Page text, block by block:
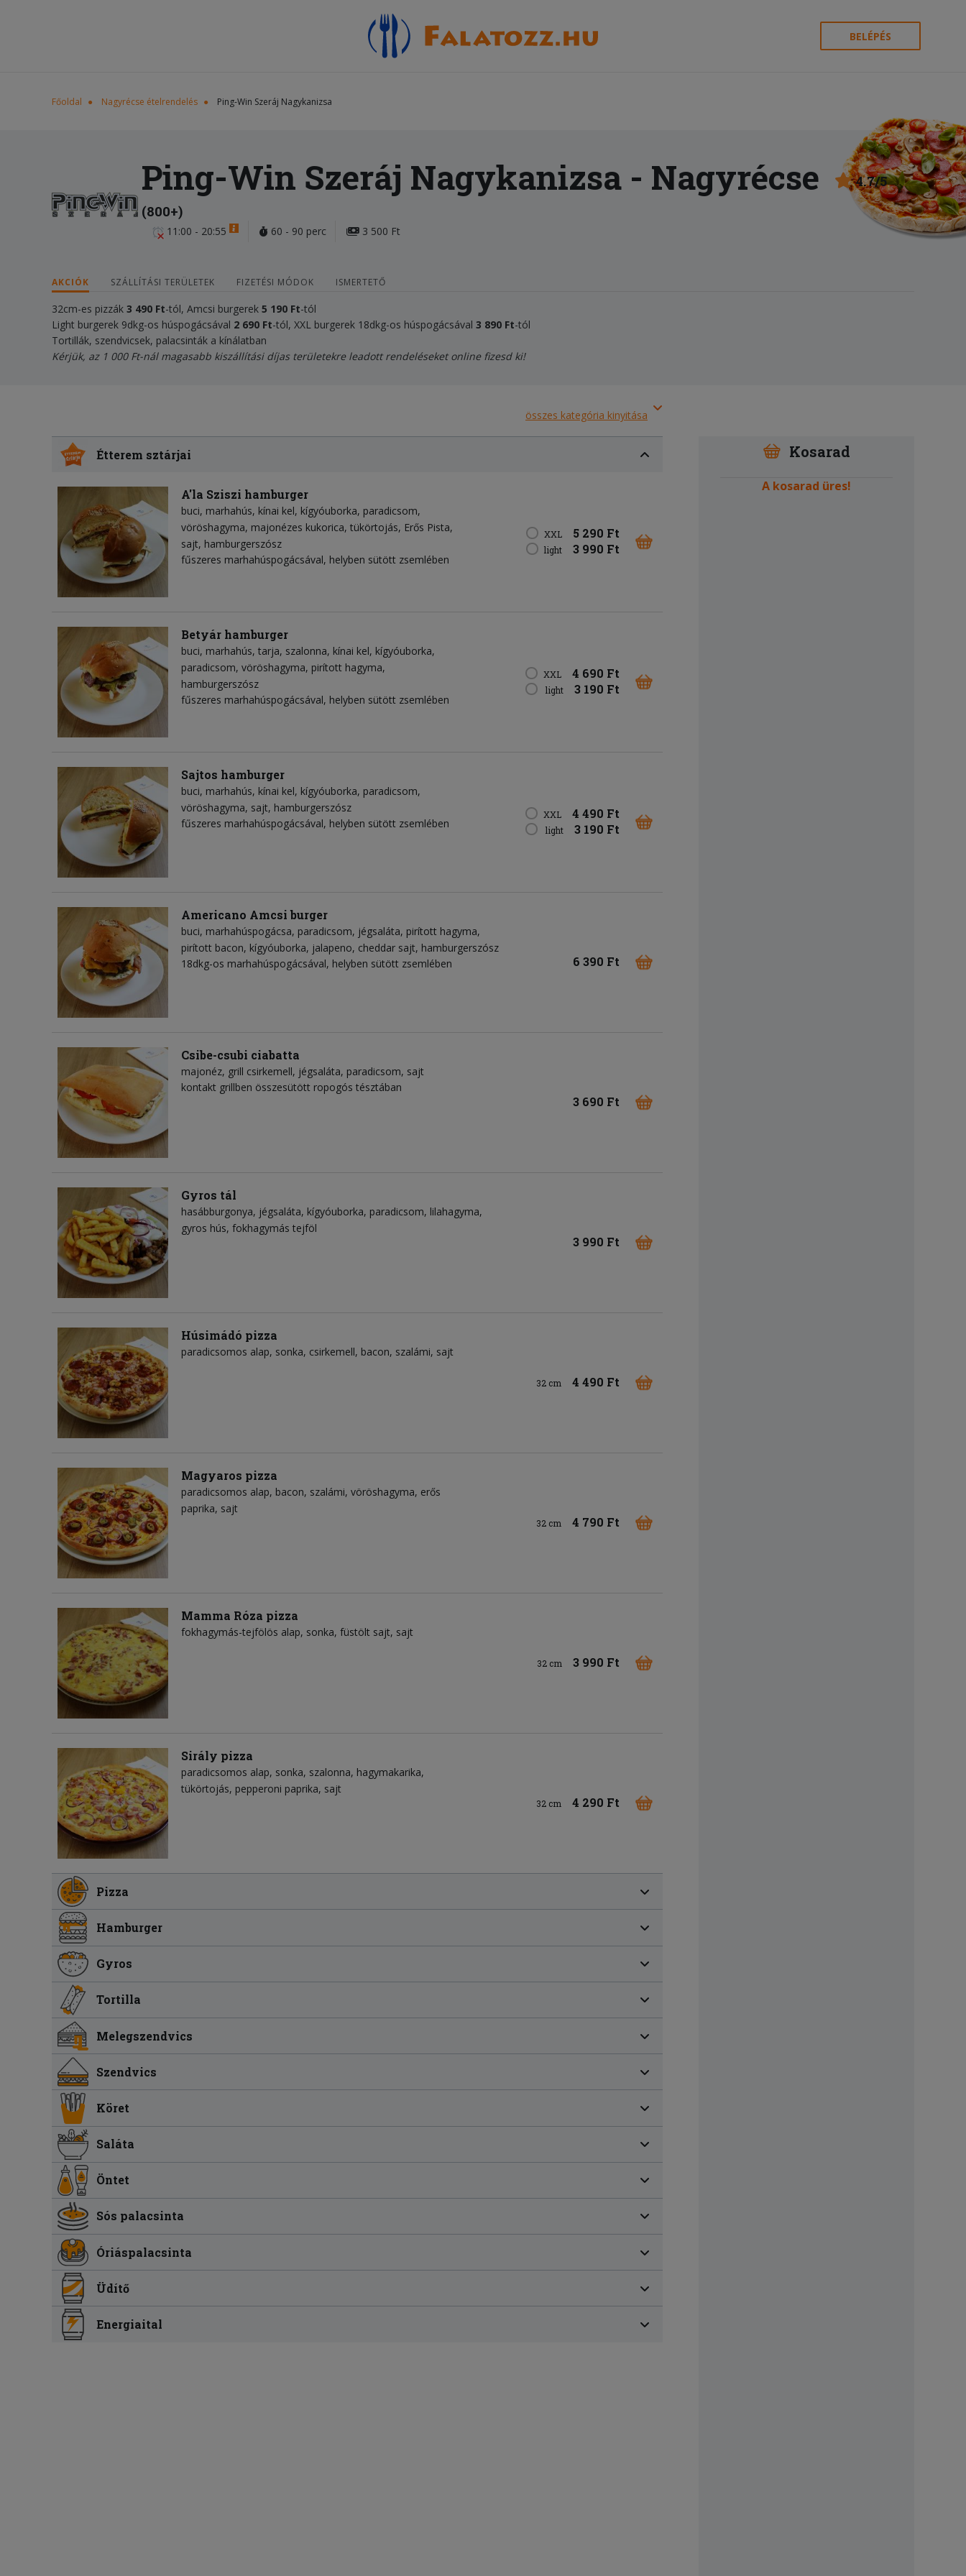
BELÉPÉS
Főoldal Nagyrécse ételrendelés Ping-Win Szeráj Nagykanizsa
Ping-Win Szeráj Nagykanizsa - Nagyrécse
4.7/5
(800+)
11:00 - 20:55 60 - 90 perc 3 500 Ft
AKCIÓK SZÁLLÍTÁSI TERÜLETEK FIZETÉSI MÓDOK ISMERTETŐ
32cm-es pizzák 3 490 Ft-tól, Amcsi burgerek 5 190 Ft-tól
Light burgerek 9dkg-os húspogácsával 2 690 Ft-tól, XXL burgerek 18dkg-os húspogácsával 3 890 Ft-tól
Tortillák, szendvicsek, palacsinták a kínálatban
Kérjük, az 1 000 Ft-nál magasabb kiszállítási díjas területekre leadott rendeléseket online fizesd ki!
összes kategória kinyitása
Étterem sztárjai
A'la Sziszi hamburger
buci marhahús kínai kel kígyóuborka paradicsom
vöröshagyma majonézes kukorica tükörtojás Erős Pista
sajt hamburgerszósz
fűszeres marhahúspogácsával, helyben sütött zsemlében
XXL 5 290 Ft
light 3 990 Ft
Betyár hamburger
buci marhahús tarja szalonna kínai kel kígyóuborka
paradicsom vöröshagyma pirított hagyma
hamburgerszósz
fűszeres marhahúspogácsával, helyben sütött zsemlében
XXL 4 690 Ft
light 3 190 Ft
Sajtos hamburger
buci marhahús kínai kel kígyóuborka paradicsom
vöröshagyma sajt hamburgerszósz
fűszeres marhahúspogácsával, helyben sütött zsemlében
XXL 4 490 Ft
light 3 190 Ft
Americano Amcsi burger
buci marhahúspogácsa paradicsom jégsaláta pirított hagyma
pirított bacon kígyóuborka jalapeno cheddar sajt hamburgerszósz
18dkg-os marhahúspogácsával, helyben sütött zsemlében
6 390 Ft
Csibe-csubi ciabatta
majonéz grill csirkemell jégsaláta paradicsom sajt
kontakt grillben összesütött ropogós tésztában
3 690 Ft
Gyros tál
hasábburgonya jégsaláta kígyóuborka paradicsom lilahagyma
gyros hús fokhagymás tejföl
3 990 Ft
Húsimádó pizza
paradicsomos alap sonka csirkemell bacon szalámi sajt
32 cm 4 490 Ft
Magyaros pizza
paradicsomos alap bacon szalámi vöröshagyma erős
paprika sajt
32 cm 4 790 Ft
Mamma Róza pizza
fokhagymás-tejfölös alap sonka füstölt sajt sajt
32 cm 3 990 Ft
Sirály pizza
paradicsomos alap sonka szalonna hagymakarika
tükörtojás pepperoni paprika sajt
32 cm 4 290 Ft
Pizza
Hamburger
Gyros
Tortilla
Melegszendvics
Szendvics
Köret
Saláta
Öntet
Sós palacsinta
Óriáspalacsinta
Üdítő
Energiaital
Kosarad
A kosarad üres!